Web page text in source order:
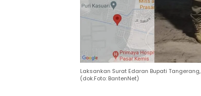
Laksankan Surat Edaran Bupati
(dok.Foto: BantenNet)